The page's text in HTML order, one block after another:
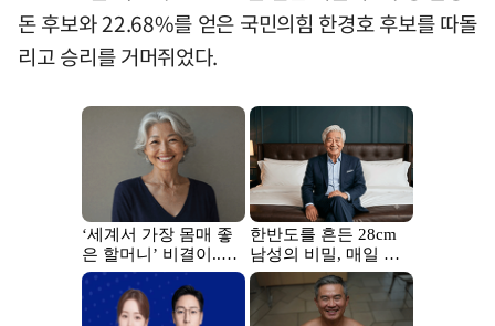
돈 후보와 22.68%를 얻은 국민의힘 한경호 후보를 따돌
리고 승리를 거머쥐었다.